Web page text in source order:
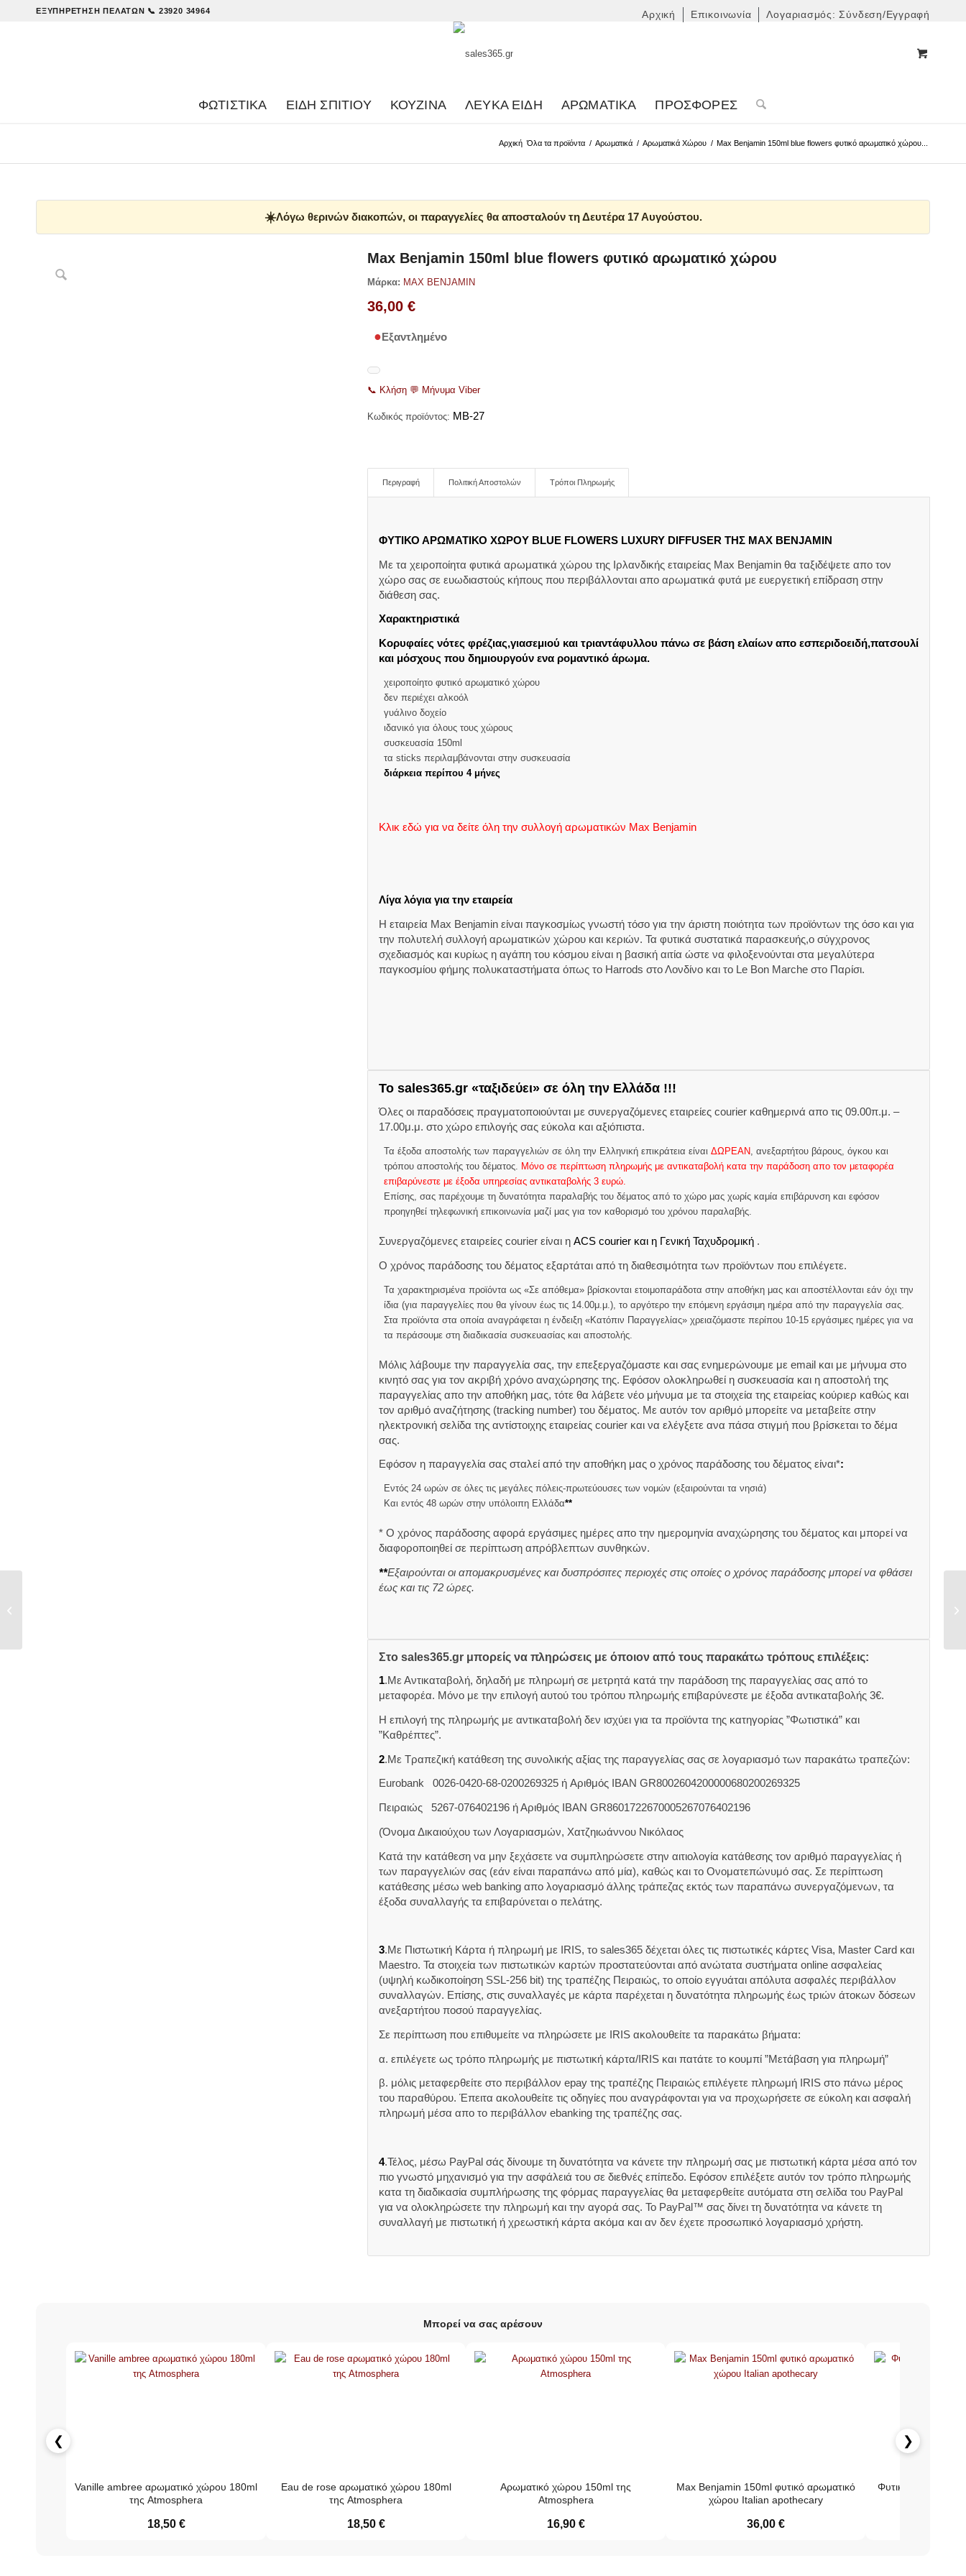
Αρχική Επικοινωνία Λογαριασμός: Σύνδεση/Εγγραφή
ΕΞΥΠΗΡΈΤΗΣΗ ΠΕΛΑΤΏΝ 📞 23920 34964
ΦΩΤΙΣΤΙΚΑ ΕΊΔΗ ΣΠΙΤΙΟΎ ΚΟΥΖΊΝΑ ΛΕΥΚΆ ΕΊΔΗ ΑΡΩΜΑΤΙΚΆ ΠΡΟΣΦΟΡΈΣ
Αρχική Όλα τα προϊόντα / Αρωματικά / Αρωματικά Χώρου / Max Benjamin 150ml blue flowers φυτικό αρωματικό χώρου...
☀️Λόγω θερινών διακοπών, οι παραγγελίες θα αποσταλούν τη Δευτέρα 17 Αυγούστου.
Max Benjamin 150ml blue flowers φυτικό αρωματικό χώρου
Μάρκα: MAX BENJAMIN
36,00 €
Εξαντλημένο
📞 Κλήση 💬 Μήνυμα Viber
Κωδικός προϊόντος: MB-27
Περιγραφή Πολιτική Αποστολών Τρόποι Πληρωμής
ΦΥΤΙΚΟ ΑΡΩΜΑΤΙΚΟ ΧΩΡΟΥ BLUE FLOWERS LUXURY DIFFUSER ΤΗΣ MAX BENJAMIN
Με τα χειροποίητα φυτικά αρωματικά χώρου της Ιρλανδικής εταιρείας Max Benjamin θα ταξιδέψετε απο τον
χώρο σας σε ευωδιαστούς κήπους που περιβάλλονται απο αρωματικά φυτά με ευεργετική επίδραση στην
διάθεση σας.
Χαρακτηριστικά
Κορυφαίες νότες φρέζιας,γιασεμιού και τριαντάφυλλου πάνω σε βάση ελαίων απο εσπεριδοειδή,πατσουλί
και μόσχους που δημιουργούν ενα ρομαντικό άρωμα.
χειροποίητο φυτικό αρωματικό χώρου
δεν περιέχει αλκοόλ
γυάλινο δοχείο
ιδανικό για όλους τους χώρους
συσκευασία 150ml
τα sticks περιλαμβάνονται στην συσκευασία
διάρκεια περίπου 4 μήνες
Κλικ εδώ για να δείτε όλη την συλλογή αρωματικών Max Benjamin
Λίγα λόγια για την εταιρεία
Η εταιρεία Max Benjamin είναι παγκοσμίως γνωστή τόσο για την άριστη ποιότητα των προϊόντων της όσο και για
την πολυτελή συλλογή αρωματικών χώρου και κεριών. Τα φυτικά συστατικά παρασκευής,ο σύγχρονος
σχεδιασμός και κυρίως η αγάπη του κόσμου είναι η βασική αιτία ώστε να φιλοξενούνται στα μεγαλύτερα
παγκοσμίου φήμης πολυκαταστήματα όπως το Harrods στο Λονδίνο και το Le Bon Marche στο Παρίσι.
Το sales365.gr «ταξιδεύει» σε όλη την Ελλάδα !!!
Όλες οι παραδόσεις πραγματοποιούνται με συνεργαζόμενες εταιρείες courier καθημερινά απο τις 09.00π.μ. –
17.00μ.μ. στο χώρο επιλογής σας εύκολα και αξιόπιστα.
Τα έξοδα αποστολής των παραγγελιών σε όλη την Ελληνική επικράτεια είναι ΔΩΡΕΑΝ, ανεξαρτήτου βάρους, όγκου και
τρόπου αποστολής του δέματος. Μόνο σε περίπτωση πληρωμής με αντικαταβολή κατα την παράδοση απο τον μεταφορέα
επιβαρύνεστε με έξοδα υπηρεσίας αντικαταβολής 3 ευρώ.
Επίσης, σας παρέχουμε τη δυνατότητα παραλαβής του δέματος από το χώρο μας χωρίς καμία επιβάρυνση και εφόσον
προηγηθεί τηλεφωνική επικοινωνία μαζί μας για τον καθορισμό του χρόνου παραλαβής.
Συνεργαζόμενες εταιρείες courier είναι η ACS courier και η Γενική Ταχυδρομική.
Ο χρόνος παράδοσης του δέματος εξαρτάται από τη διαθεσιμότητα των προϊόντων που επιλέγετε.
Τα χαρακτηρισμένα προϊόντα ως «Σε απόθεμα» βρίσκονται ετοιμοπαράδοτα στην αποθήκη μας και αποστέλλονται εάν όχι την
ίδια (για παραγγελίες που θα γίνουν έως τις 14.00μ.μ.), το αργότερο την επόμενη εργάσιμη ημέρα από την παραγγελία σας.
Στα προϊόντα στα οποία αναγράφεται η ένδειξη «Κατόπιν Παραγγελίας» χρειαζόμαστε περίπου 10-15 εργάσιμες ημέρες για να
τα περάσουμε στη διαδικασία συσκευασίας και αποστολής.
Μόλις λάβουμε την παραγγελία σας, την επεξεργαζόμαστε και σας ενημερώνουμε με email και με μήνυμα στο
κινητό σας για τον ακριβή χρόνο αναχώρησης της. Εφόσον ολοκληρωθεί η συσκευασία και η αποστολή της
παραγγελίας απο την αποθήκη μας, τότε θα λάβετε νέο μήνυμα με τα στοιχεία της εταιρείας κούριερ καθώς και
τον αριθμό αναζήτησης (tracking number) του δέματος. Με αυτόν τον αριθμό μπορείτε να μεταβείτε στην
ηλεκτρονική σελίδα της αντίστοιχης εταιρείας courier και να ελέγξετε ανα πάσα στιγμή που βρίσκεται το δέμα
σας.
Εφόσον η παραγγελία σας σταλεί από την αποθήκη μας ο χρόνος παράδοσης του δέματος είναι*:
Εντός 24 ωρών σε όλες τις μεγάλες πόλεις-πρωτεύουσες των νομών (εξαιρούνται τα νησιά)
Και εντός 48 ωρών στην υπόλοιπη Ελλάδα**
* Ο χρόνος παράδοσης αφορά εργάσιμες ημέρες απο την ημερομηνία αναχώρησης του δέματος και μπορεί να
διαφοροποιηθεί σε περίπτωση απρόβλεπτων συνθηκών.
**Εξαιρούνται οι απομακρυσμένες και δυσπρόσιτες περιοχές στις οποίες ο χρόνος παράδοσης μπορεί να φθάσει
έως και τις 72 ώρες.
Στο sales365.gr μπορείς να πληρώσεις με όποιον από τους παρακάτω τρόπους επιλέξεις:
1.Με Αντικαταβολή, δηλαδή με πληρωμή σε μετρητά κατά την παράδοση της παραγγελίας σας από το
μεταφορέα. Μόνο με την επιλογή αυτού του τρόπου πληρωμής επιβαρύνεστε με έξοδα αντικαταβολής 3€.
Η επιλογή της πληρωμής με αντικαταβολή δεν ισχύει για τα προϊόντα της κατηγορίας ”Φωτιστικά” και
”Καθρέπτες”.
2.Με Τραπεζική κατάθεση της συνολικής αξίας της παραγγελίας σας σε λογαριασμό των παρακάτω τραπεζών:
Eurobank 0026-0420-68-0200269325 ή Aριθμός IBAN GR8002604200000680200269325
Πειραιώς 5267-076402196 ή Αριθμός IBAN GR8601722670005267076402196
(Όνομα Δικαιούχου των Λογαριασμών, Χατζηιωάννου Νικόλαος
Κατά την κατάθεση να μην ξεχάσετε να συμπληρώσετε στην αιτιολογία κατάθεσης τον αριθμό παραγγελίας ή
των παραγγελιών σας (εάν είναι παραπάνω από μία), καθώς και το Ονοματεπώνυμό σας. Σε περίπτωση
κατάθεσης μέσω web banking απο λογαριασμό άλλης τράπεζας εκτός των παραπάνω συνεργαζόμενων, τα
έξοδα συναλλαγής τα επιβαρύνεται ο πελάτης.
3.Με Πιστωτική Κάρτα ή πληρωμή με IRIS, το sales365 δέχεται όλες τις πιστωτικές κάρτες Visa, Master Card και
Maestro. Τα στοιχεία των πιστωτικών καρτών προστατεύονται από ανώτατα συστήματα online ασφαλείας
(υψηλή κωδικοποίηση SSL-256 bit) της τραπέζης Πειραιώς, το οποίο εγγυάται απόλυτα ασφαλές περιβάλλον
συναλλαγών. Επίσης, στις συναλλαγές με κάρτα παρέχεται η δυνατότητα πληρωμής έως τριών άτοκων δόσεων
ανεξαρτήτου ποσού παραγγελίας.
Σε περίπτωση που επιθυμείτε να πληρώσετε με IRIS ακολουθείτε τα παρακάτω βήματα:
α. επιλέγετε ως τρόπο πληρωμής με πιστωτική κάρτα/IRIS και πατάτε το κουμπί ”Μετάβαση για πληρωμή”
β. μόλις μεταφερθείτε στο περιβάλλον epay της τραπέζης Πειραιώς επιλέγετε πληρωμή IRIS στο πάνω μέρος
του παραθύρου. Έπειτα ακολουθείτε τις οδηγίες που αναγράφονται για να προχωρήσετε σε εύκολη και ασφαλή
πληρωμή μέσα απο το περιβάλλον ebanking της τραπέζης σας.
4.Τέλος, μέσω PayPal σάς δίνουμε τη δυνατότητα να κάνετε την πληρωμή σας με πιστωτική κάρτα μέσα από τον
πιο γνωστό μηχανισμό για την ασφάλειά του σε διεθνές επίπεδο. Εφόσον επιλέξετε αυτόν τον τρόπο πληρωμής
κατα τη διαδικασία συμπλήρωσης της φόρμας παραγγελίας θα μεταφερθείτε αυτόματα στη σελίδα του PayPal
για να ολοκληρώσετε την πληρωμή και την αγορά σας. Το PayPal™ σας δίνει τη δυνατότητα να κάνετε τη
συναλλαγή με πιστωτική ή χρεωστική κάρτα ακόμα και αν δεν έχετε προσωπικό λογαριασμό χρήστη.
Μπορεί να σας αρέσουν
❮
Vanille ambree αρωματικό χώρου 180ml
της Atmosphera
18,50 €
Eau de rose αρωματικό χώρου 180ml
της Atmosphera
18,50 €
Αρωματικό χώρου 150ml της
Atmosphera
16,90 €
Max Benjamin 150ml φυτικό αρωματικό
χώρου Italian apothecary
36,00 €
Φυτικό
❯